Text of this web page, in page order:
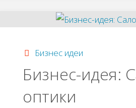
Сухая
Бизнес идеи
Бизнес-идея:
оптики